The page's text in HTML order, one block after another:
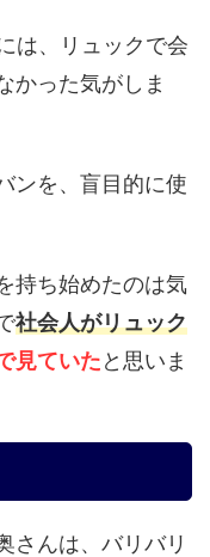
は、リュックで会
かった気がしま
ンを、盲目的に使
持ち始めたのは気
社会人がリュック
見ていたと思いま
さんは、バリバリ